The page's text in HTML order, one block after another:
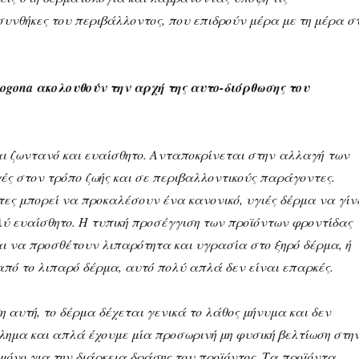
του περιβάλλοντος, που επιδρούν μέρα με τη μέρα
ακολουθούν την αρχή της αυτο-διόρθωσης του
ζωντανό και ευαίσθητο. Ανταποκρίνεται στην αλλαγή των
στον τρόπο ζωής και σε περιβαλλοντικούς παράγοντες.
μπορεί να προκαλέσουν ένα κανονικό, υγιές δέρμα να
ευαίσθητο. Η τυπική προσέγγιση των προϊόντων φροντίδας
να προσθέτουν λιπαρότητα και υγρασία στο ξηρό δέρμα, ή
το λιπαρό δέρμα, αυτό πολύ απλά δεν είναι επαρκές.
αυτή, το δέρμα δέχεται γενικά το λάθος μήνυμα και δεν
και απλά έχουμε μία προσωρινή μη φυσική βελτίωση